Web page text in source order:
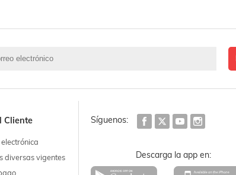
Cliente
diversas vigentes
Síguenos:
Descarga la app en: